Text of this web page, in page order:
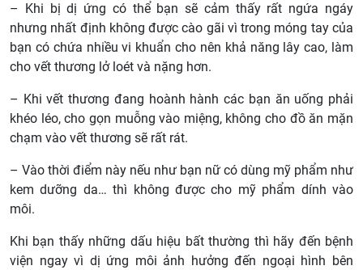
– Khi bị dị ứng có thể bạn sẽ cảm thấy rất ngứa ngáy
nhưng nhất định không được cào gãi vì trong móng tay của
bạn có chứa nhiều vi khuẩn cho nên khả năng lây cao, làm
cho vết thương lở loét và nặng hơn.
– Khi vết thương đang hoành hành các bạn ăn uống phải
khéo léo, cho gọn muỗng vào miệng, không cho đồ ăn mặn
chạm vào vết thương sẽ rất rát.
– Vào thời điểm này nếu như bạn nữ có dùng mỹ phẩm như
kem dưỡng da… thì không được cho mỹ phẩm dính vào
môi.
Khi bạn thấy những dấu hiệu bất thường thì hãy đến bệnh
viện ngay vì dị ứng môi ảnh hưởng đến ngoại hình bên